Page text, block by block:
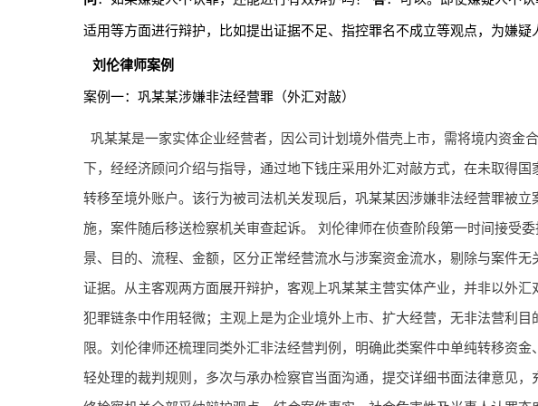
适用等方面进行辩护，比如提出证据不足、指控罪名不成立等观点，为嫌疑
刘伦律师案例
案例一：巩某某涉嫌非法经营罪（外汇对敲）
巩某某是一家实体企业经营者，因公司计划境外借壳上市，需将境内资金
下，经经济顾问介绍与指导，通过地下钱庄采用外汇对敲方式，在未取得
转移至境外账户。该行为被司法机关发现后，巩某某因涉嫌非法经营罪被
施，案件随后移送检察机关审查起诉。 刘伦律师在侦查阶段第一时间接受
景、目的、流程、金额，区分正常经营流水与涉案资金流水，剔除与案件
证据。从主客观两方面展开辩护，客观上巩某某主营实体产业，并非以外
犯罪链条中作用轻微；主观上是为企业境外上市、扩大经营，无非法营利
限。刘伦律师还梳理同类外汇非法经营判例，明确此类案件中单纯转移资
轻处理的裁判规则，多次与承办检察官当面沟通，提交详细书面法律意见